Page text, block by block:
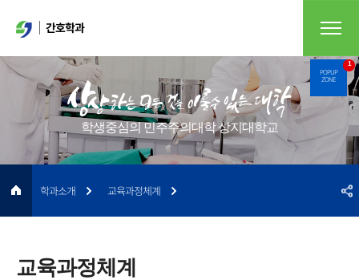
POPUP
ZONE
1
간호학과
학생중심의 민주주의대학 상지대학교
교육과정체계
학과소개 교육과정체계